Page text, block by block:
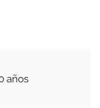
años